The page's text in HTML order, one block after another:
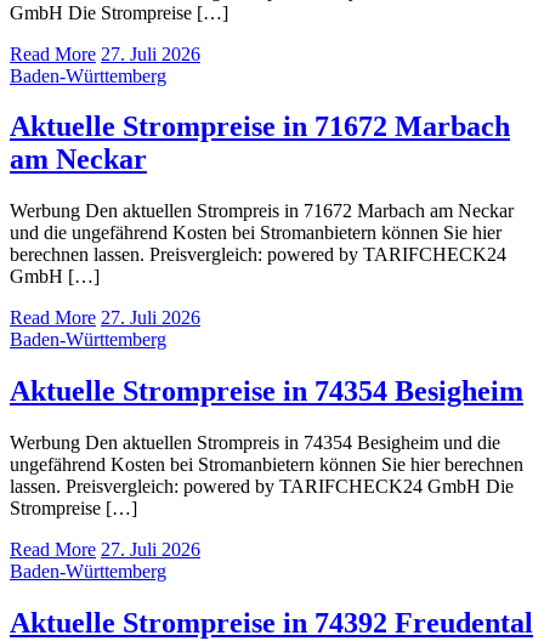
GmbH Die Strompreise […]
Read More 27. Juli 2026
Baden-Württemberg
Aktuelle Strompreise in 71672 Marbach
am Neckar
Werbung Den aktuellen Strompreis in 71672 Marbach am Neckar
und die ungefährend Kosten bei Stromanbietern können Sie hier
berechnen lassen. Preisvergleich: powered by TARIFCHECK24
GmbH […]
Read More 27. Juli 2026
Baden-Württemberg
Aktuelle Strompreise in 74354 Besigheim
Werbung Den aktuellen Strompreis in 74354 Besigheim und die
ungefährend Kosten bei Stromanbietern können Sie hier berechnen
lassen. Preisvergleich: powered by TARIFCHECK24 GmbH Die
Strompreise […]
Read More 27. Juli 2026
Baden-Württemberg
Aktuelle Strompreise in 74392 Freudental